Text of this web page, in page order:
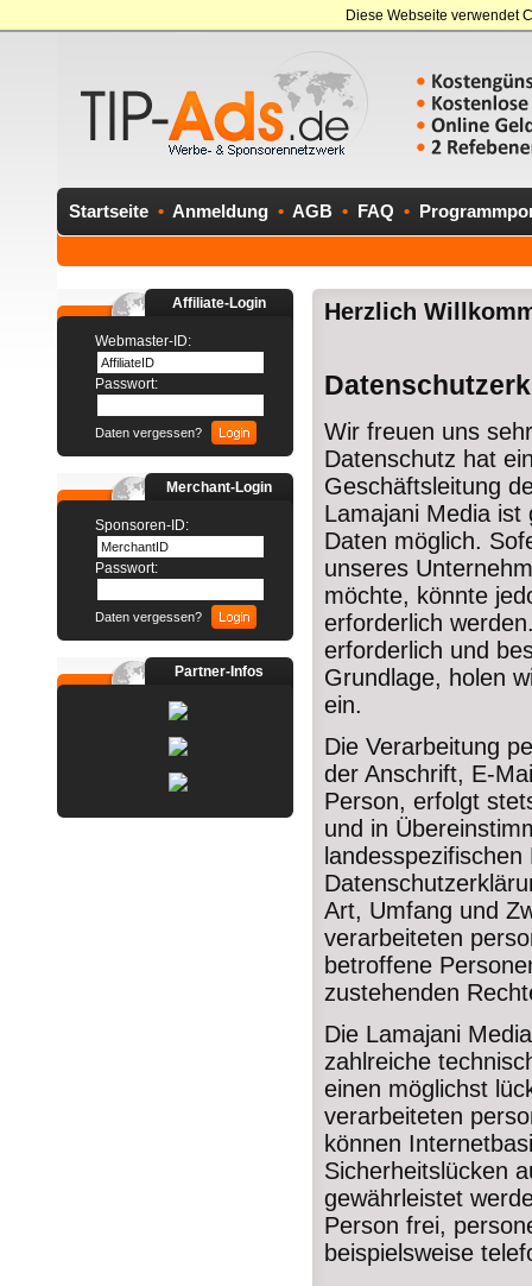
Diese Webseite verwendet
Startseite • Anmeldung • AGB • FAQ •
Affiliate-Login
Webmaster-ID:
Passwort:
Daten vergessen?
Merchant-Login
Sponsoren-ID:
Passwort:
Daten vergessen?
Partner-Infos
Herzlich
Wir freuen uns
Datenschutz hat
Geschäftsleitung
Lamajani Media ist
Daten möglich.
unseres
möchte, könnte
erforderlich
erforderlich und
Grundlage, holen
ein.
Die Verarbeitung
der Anschrift, E-
Person, erfolgt
und in
Art, Umfang und
verarbeiteten
betroffene
zustehenden
Die Lamajani
zahlreiche
einen möglichst
verarbeiteten
können
Sicherheitslücken
gewährleistet
Person frei,
beispielsweise